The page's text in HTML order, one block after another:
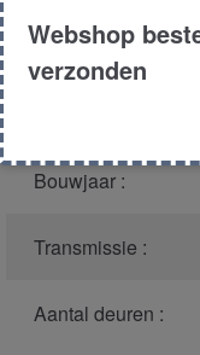
Motor type :
Bouwjaar :
Transmissie :
Aantal deuren :
Webshop
verzonden